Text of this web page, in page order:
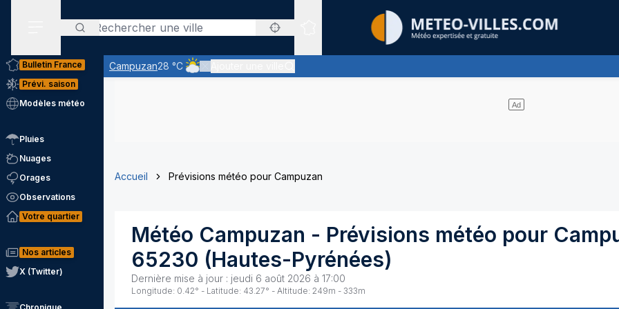
Rechercher
Sites expertis&eacute;s
Campuzan28 °C
Ciel nuageux - les éclaircies et les nuages se partagent le ciel - pas de pluie
Bulletin France
Prévi. saison
Modèles météo
Pluies
Nuages
Orages
Observations
Votre quartier
Nos articles
X (Twitter)
Accueil Prévisions météo pour Campuzan
Météo Campuzan - Prévisions météo pour
65230 (Hautes-Pyrénées)
Dernière mise à jour : jeudi 6 août 2026 à 17:00
Longitude: 0.42° - Latitude: 43.27° - Altitude: 249m - 333m